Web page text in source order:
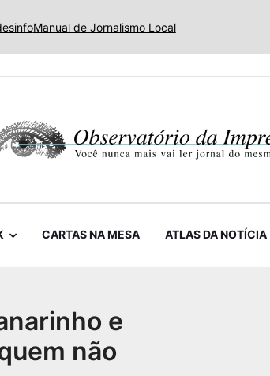
Manual de Jornalismo Local
CARTAS NA MESA ATLAS DA NOTÍCIA
e
não